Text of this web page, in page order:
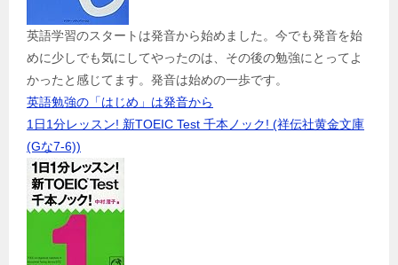
英語学習のスタートは発音から始めました。今でも発音を始
めに少しでも気にしてやったのは、その後の勉強にとってよ
かったと感じてます。発音は始めの一歩です。
英語勉強の「はじめ」は発音から
1日1分レッスン! 新TOEIC Test 千本ノック! (祥伝社黄金文庫
(Gな7-6))